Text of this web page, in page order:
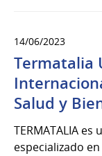
14/06/2023
Termatalia
Salud y
TERMATALIA
especializado